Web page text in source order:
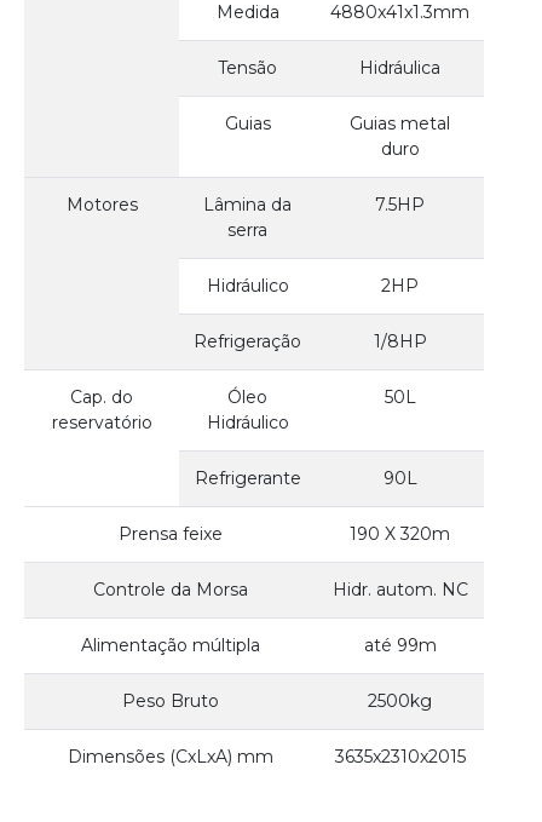
Medida 4880x41x1.3mm
Tensão Hidráulica
Guias
Guias metal
duro
Motores
Lâmina da
serra
7.5HP
Hidráulico 2HP
Refrigeração 1/8HP
Cap. do
reservatório
Óleo
Hidráulico
50L
Refrigerante 90L
Prensa feixe 190 X 320m
Controle da Morsa Hidr. autom. NC
Alimentação múltipla até 99m
Peso Bruto 2500kg
Dimensões (CxLxA) mm 3635x2310x2015